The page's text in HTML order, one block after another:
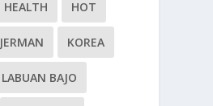
HEALTH HOT
JERMAN KOREA
LABUAN BAJO